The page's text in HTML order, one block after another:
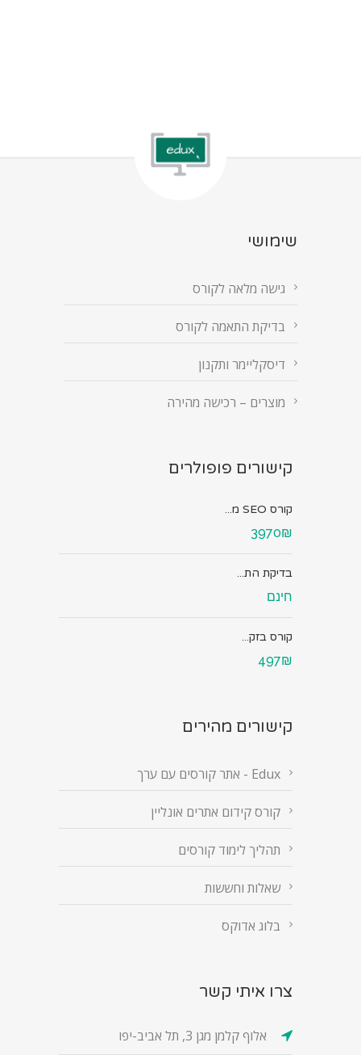
שימושי
גישה מלאה לקורס
בדיקת התאמה לקורס
דיסקליימר ותקנון
מוצרים – רכישה מהירה
קישורים פופולרים
קורס SEO מ...
3970₪
בדיקת הת...
חינם
קורס בזק...
497₪
קישורים מהירים
Edux - אתר קורסים עם ערך
קורס קידום אתרים אונליין
תהליך לימוד קורסים
שאלות וחששות
בלוג אדוקס
צרו איתי קשר
אלוף קלמן מגן 3, תל אביב-יפו